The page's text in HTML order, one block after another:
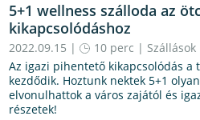
5+1 wellness szálloda az
kikapcsolódáshoz
2022.09.15 | 10 perc | Szállások
Az igazi pihentető kikapcsolódás a
kezdődik. Hoztunk nektek 5+1
elvonulhattok a város zajától és
részetek!